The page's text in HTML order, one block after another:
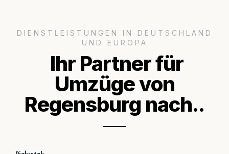
DIENSTLEISTUNGEN IN DEUTSCHLAND
UND EUROPA
Ihr Partner für
Umzüge von
Regensburg nach..